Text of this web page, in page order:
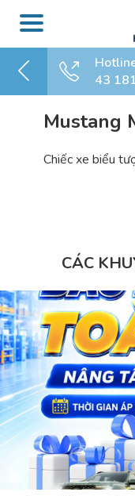
43
Mustang
Chiếc xe biểu
CÁC